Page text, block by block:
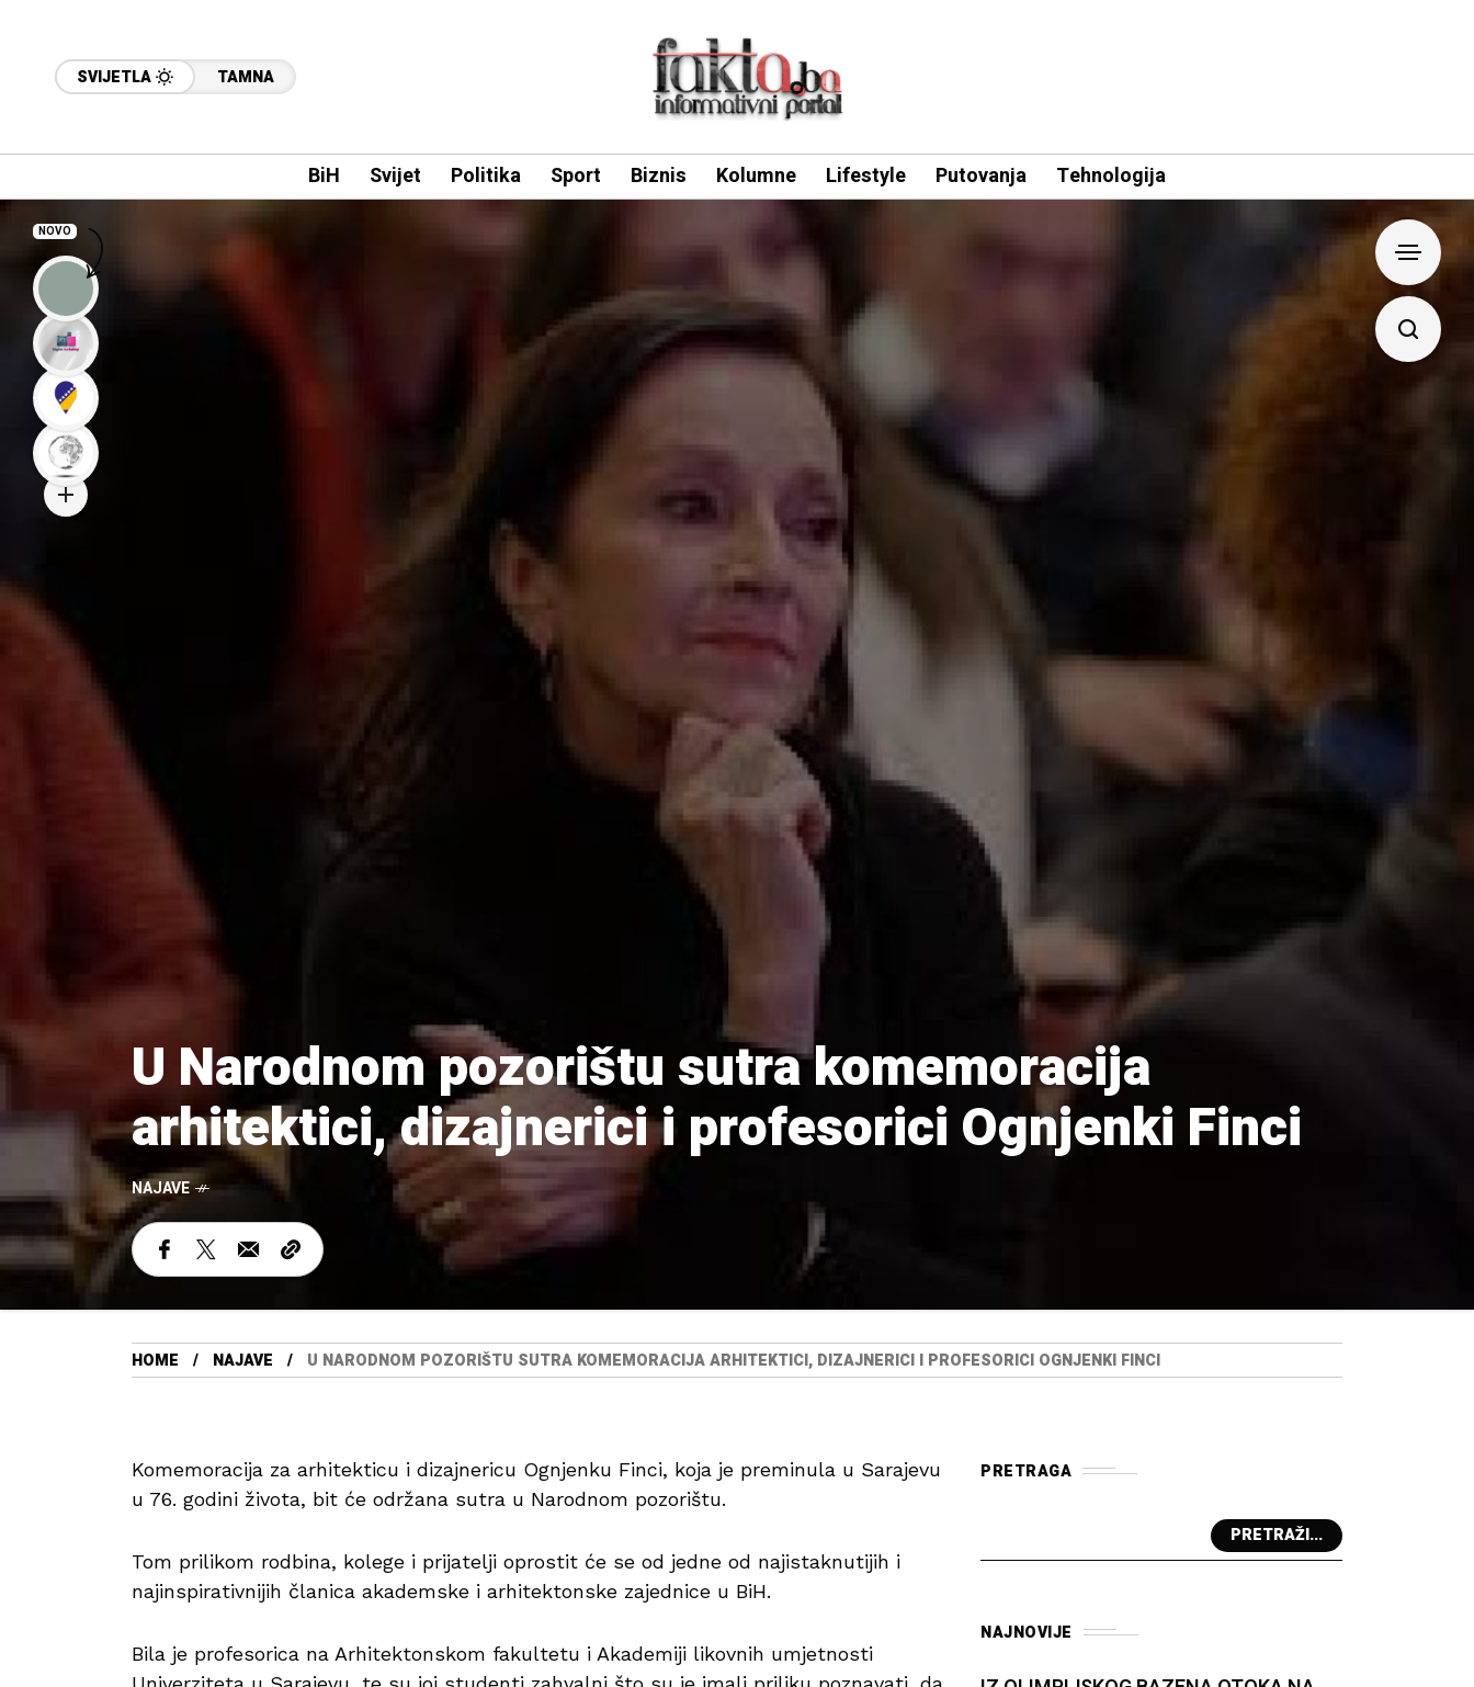
SVIJETLA TAMNA
BiH Svijet Politika Sport Biznis Kolumne Lifestyle Putovanja Tehnologija
U Narodnom pozorištu sutra komemoracija
arhitektici, dizajnerici i profesorici Ognjenki Finci
NAJAVE
HOME NAJAVE U NARODNOM POZORIŠTU SUTRA KOMEMORACIJA ARHITEKTICI, DIZAJNERICI I PROFESORICI OGNJENKI FINCI
Komemoracija za arhitekticu i dizajnericu Ognjenku Finci, koja je preminula u Sarajevu
u 76. godini života, bit će održana sutra u Narodnom pozorištu.
Tom prilikom rodbina, kolege i prijatelji oprostit će se od jedne od najistaknutijih i
najinspirativnijih članica akademske i arhitektonske zajednice u BiH.
Bila je profesorica na Arhitektonskom fakultetu i Akademiji likovnih umjetnosti
PRETRAGA
PRETRAŽI...
NAJNOVIJE
NOVO